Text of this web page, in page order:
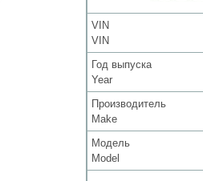
VIN
VIN
Год выпуска
Year
Производитель
Make
Модель
Model